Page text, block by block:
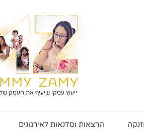
ייעוץ עסקי שיעיף את העסק
הרצאות וסדנאות לאירגונים